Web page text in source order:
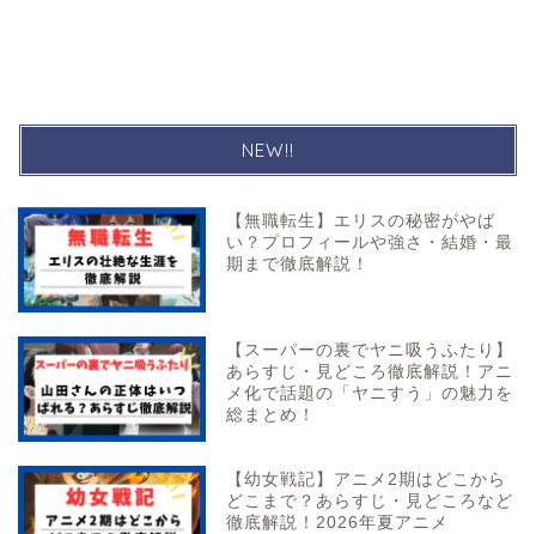
NEW!!
【無職転生】エリスの秘密がやば
い？プロフィールや強さ・結婚・最
期まで徹底解説！
【スーパーの裏でヤニ吸うふたり】
あらすじ・見どころ徹底解説！アニ
メ化で話題の「ヤニすう」の魅力を
総まとめ！
【幼女戦記】アニメ2期はどこから
どこまで？あらすじ・見どころなど
徹底解説！2026年夏アニメ